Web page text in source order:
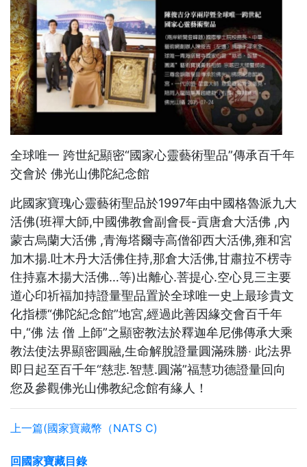
全球唯一 跨世紀顯密“國家心靈藝術聖品”傳承百千年
交會於 佛光山佛陀紀念館
此國家寶瑰心靈藝術聖品於1997年由中國格魯派九大
活佛(班禪大師,中國佛教會副會長-貢唐倉大活佛 ,內
蒙古烏蘭大活佛 ,青海塔爾寺高僧卻西大活佛,雍和宮
加木揚.吐木丹大活佛住持,那倉大活佛,甘肅拉不楞寺
住持嘉木揚大活佛…等)出離心.菩提心.空心見三主要
道心印祈福加持證量聖品置於全球唯一史上最珍貴文
化指標“佛陀紀念館”地宮,經過此善因緣交會百千年
中,“佛 法 僧 上師”之顯密教法於釋迦牟尼佛傳承大乘
教法使法界顯密圓融,生命解脫證量圓滿殊勝‧ 此法界
即日起至百千年“慈悲.智慧.圓滿”福慧功德證量回向
您及參觀佛光山佛教紀念館有緣人！
上一篇(國家寶藏幣（NATS C)
回國家寶藏目錄